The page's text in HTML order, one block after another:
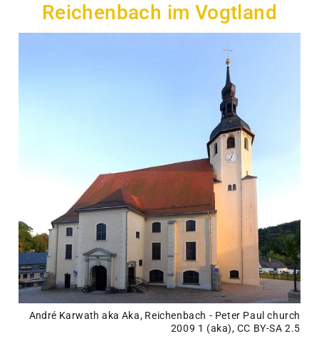
Reichenbach im Vogtland
André Karwath aka Aka, Reichenbach - Peter Paul church
2009 1 (aka), CC BY-SA 2.5